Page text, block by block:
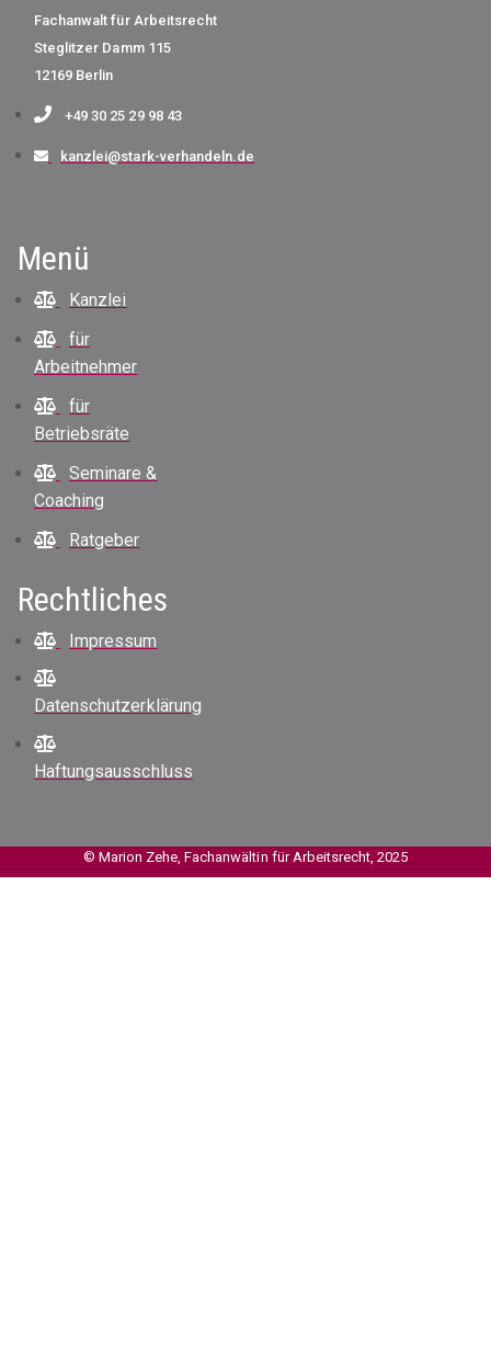
Fachanwalt für Arbeitsrecht
Steglitzer Damm 115
12169 Berlin
+49 30 25 29 98 43
kanzlei@stark-verhandeln.de
Menü
Kanzlei
für
Arbeitnehmer
für
Betriebsräte
Seminare &
Coaching
Ratgeber
Rechtliches
Impressum
Datenschutzerklärung
Haftungsausschluss
© Marion Zehe, Fachanwältin für Arbeitsrecht, 2025